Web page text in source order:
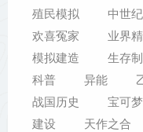
殖民模拟
中世纪
欢喜冤家
业界
模拟建造
生存
科普
异能
战国历史
宝可梦
建设
天作之合